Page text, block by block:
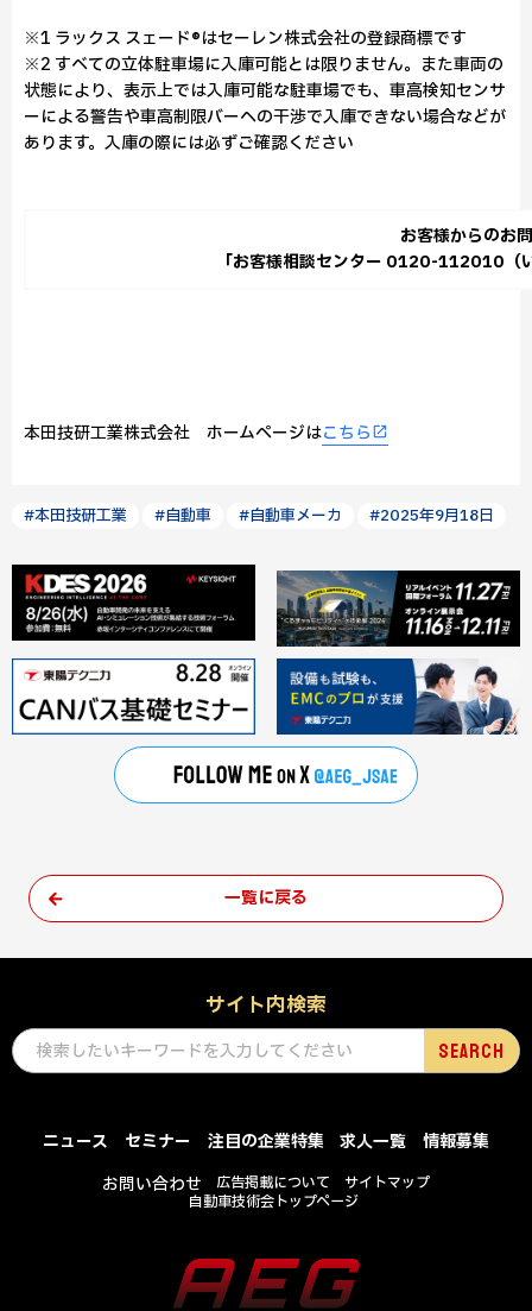
※1 ラックス スェード®はセーレン株式会社の登録商標です
※2 すべての立体駐車場に入庫可能とは限りません。また車両の
状態により、表示上では入庫可能な駐車場でも、車高検知センサ
ーによる警告や車高制限バーへの干渉で入庫できない場合などが
あります。入庫の際には必ずご確認ください
お客様からのお
「お客様相談センター 0120-112010（
本田技研工業株式会社 ホームページはこちら
#本田技研工業 #自動車 #自動車メーカ #2025年9月18日
一覧に戻る
サイト内検索
ニュース セミナー 注目の企業特集 求人一覧
情報募集
お問い合わせ
広告掲載について
サイトマップ
自動車技術会トップページ